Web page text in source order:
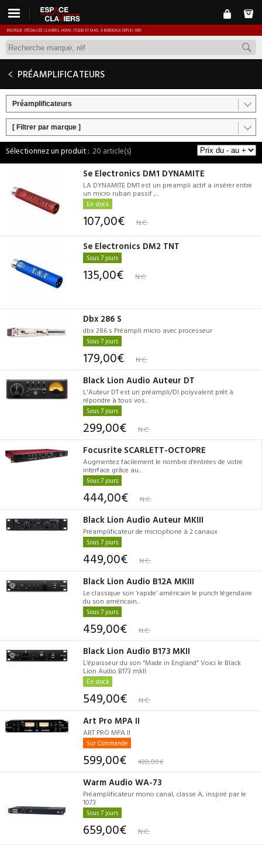
BOUTIQUE SPÉCIALISÉE CLAVIERS, HOME STUDIO ET MAO, À BORDEAUX DEPUIS 1989.
PRÉAMPLIFICATEURS
Préamplificateurs
[ Filtrer par marque ]
20 article(s)
Se Electronics DM1 DYNAMITE
LA DYNAMITE DM1 est un preampli actif a insérer entre
un micro ruban passif ,...
En stock
107,00€ N.C.
Se Electronics DM2 TNT
Sous 7 jours
135,00€ N.C.
Dbx 286 S
dbx 286 s Préampli micro avec processeur
Sous 7 jours
179,00€ N.C.
Black Lion Audio Auteur DT
L'Auteur DT est un préampli/DI polyvalent prêt à
répondre à tous vos...
Sous 7 jours
299,00€ N.C.
Focusrite SCARLETT-OCTOPRE
Augmentez facilement le nombre d’entrées de votre
interface grâce au...
Sous 7 jours
444,00€ N.C.
Black Lion Audio Auteur MKIII
Préamplificateur de microphone à 2 canaux
Sous 7 jours
449,00€ N.C.
Black Lion Audio B12A MKIII
Le classique son ‘rapide’ américain le punch légendaire
du son américain...
Sous 7 jours
459,00€ N.C.
Black Lion Audio B173 MKII
L’épaisseur du son “Made in England” Voici le Black
Lion Audio B173 mkII
En stock
549,00€ N.C.
Art Pro MPA II
ART PRO MPA II
Sur Commande
599,00€ 420,00€
Warm Audio WA-73
Préamplificateur mono canal, classe A, inspiré par le
1073
Sous 7 jours
659,00€ N.C.